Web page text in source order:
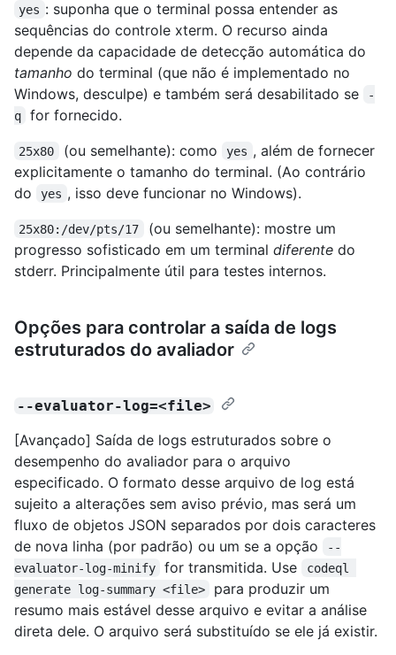
yes : suponha que o terminal possa entender as
sequências do controle xterm. O recurso ainda
depende da capacidade de detecção automática do
tamanho do terminal (que não é implementado no
Windows, desculpe) e também será desabilitado se
-
q
for fornecido.
25x80 (ou semelhante): como yes , além de fornecer
explicitamente o tamanho do terminal. (Ao contrário
do
yes , isso deve funcionar no Windows).
25x80:/dev/pts/17
(ou semelhante): mostre um
progresso sofisticado em um terminal diferente do
stderr. Principalmente útil para testes internos.
Opções para controlar a saída de logs
estruturados do avaliador
--evaluator-log=<file>
[Avançado] Saída de logs estruturados sobre o
desempenho do avaliador para o arquivo
especificado. O formato desse arquivo de log está
sujeito a alterações sem aviso prévio, mas será um
fluxo de objetos JSON separados por dois caracteres
de nova linha (por padrão) ou um se a opção
--
evaluator-log-minify
for transmitida. Use
codeql
generate log-summary <file>
para produzir um
resumo mais estável desse arquivo e evitar a análise
direta dele. O arquivo será substituído se ele já existir.